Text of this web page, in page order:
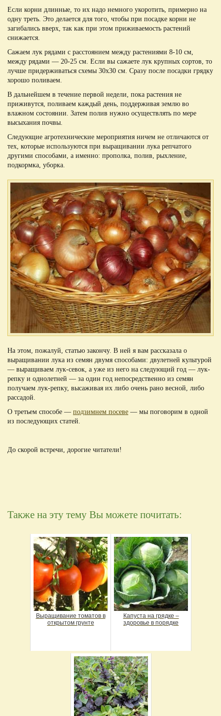
Если корни длинные, то их надо немного укоротить, примерно на
одну треть. Это делается для того, чтобы при посадке корни не
загибались вверх, так как при этом приживаемость растений
снижается.
Сажаем лук рядами с расстоянием между растениями 8-10 см,
между рядами — 20-25 см. Если вы сажаете лук крупных сортов, то
лучше придерживаться схемы 30х30 см. Сразу после посадки грядку
хорошо поливаем.
В дальнейшем в течение первой недели, пока растения не
приживутся, поливаем каждый день, поддерживая землю во
влажном состоянии. Затем полив нужно осуществлять по мере
высыхания почвы.
Следующие агротехнические мероприятия ничем не отличаются от
тех, которые используются при выращивании лука репчатого
другими способами, а именно: прополка, полив, рыхление,
подкормка, уборка.
На этом, пожалуй, статью закончу. В ней я вам рассказала о
выращивании лука из семян двумя способами: двулетней культурой
— выращиваем лук-севок, а уже из него на следующий год — лук-
репку и однолетней — за один год непосредственно из семян
получаем лук-репку, высаживая их либо очень рано весной, либо
рассадой.
О третьем способе — подзимнем посеве — мы поговорим в одной
из последующих статей.
До скорой встречи, дорогие читатели!
Также на эту тему Вы можете почитать:
Выращивание томатов в
открытом грунте
Капуста на грядке –
здоровье в порядке